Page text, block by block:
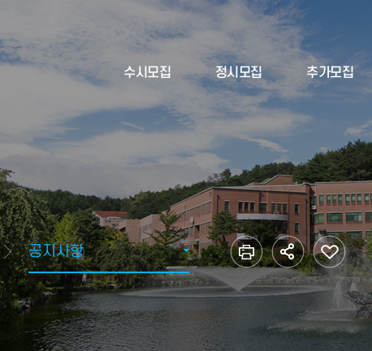
수시모집
모집요강
자주묻는질문FA
Q
입학상담Q&A
정시모집
모집요강
자료실
자주묻는질문FA
Q
입학상담Q&A
추가모집
모집요강
공지사항
자료실
자주묻는질문FA
Q
입학상담Q&A
공지사항